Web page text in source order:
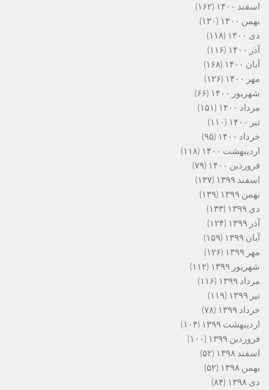
اسفند ۱۴۰۰
(۱۶۲)
بهمن ۱۴۰۰
(۱۳۰)
دی ۱۴۰۰
(۱۱۸)
آذر ۱۴۰۰
(۱۱۶)
آبان ۱۴۰۰
(۱۶۸)
مهر ۱۴۰۰
(۱۲۶)
شهریور ۱۴۰۰
(۶۶)
مرداد ۱۴۰۰
(۱۵۱)
تیر ۱۴۰۰
(۱۱۰)
خرداد ۱۴۰۰
(۹۵)
اردیبهشت ۱۴۰۰
(۱۱۸)
فروردین ۱۴۰۰
(۷۹)
اسفند ۱۳۹۹
(۱۳۷)
بهمن ۱۳۹۹
(۱۳۹)
دی ۱۳۹۹
(۱۳۳)
آذر ۱۳۹۹
(۱۲۴)
آبان ۱۳۹۹
(۱۵۹)
مهر ۱۳۹۹
(۱۲۶)
شهریور ۱۳۹۹
(۱۱۲)
مرداد ۱۳۹۹
(۱۱۶)
تیر ۱۳۹۹
(۱۱۹)
خرداد ۱۳۹۹
(۷۸)
اردیبهشت ۱۳۹۹
(۱۰۴)
فروردین ۱۳۹۹
(۱۰۰)
اسفند ۱۳۹۸
(۵۲)
بهمن ۱۳۹۸
(۵۲)
دی ۱۳۹۸
(۸۴)